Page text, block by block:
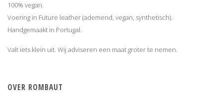
100% vegan.
Voering in Future leather (ademend, vegan, synthetisch).
Handgemaakt in Portugal.
Valt iets klein uit. Wij adviseren een maat groter te nemen.
OVER ROMBAUT